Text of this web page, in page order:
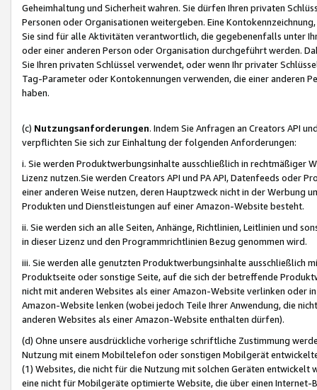
Geheimhaltung und Sicherheit wahren. Sie dürfen Ihren privaten
Personen oder Organisationen weitergeben. Eine
Sie sind für alle Aktivitäten verantwortlich, die gegebenenfalls unter
oder einer anderen Person oder Organisation durchgeführt werden.
Sie Ihren privaten Schlüssel verwendet, oder wenn Ihr privater
Tag-Parameter oder Kontokennungen verwenden, die einer anderen
haben.
(c) Nutzungsanforderungen. Indem Sie Anfragen an Creators API
verpflichten Sie sich zur Einhaltung der folgenden Anforderungen:
i. Sie werden Produktwerbungsinhalte ausschließlich in rechtmäßiger
Lizenz nutzen.Sie werden Creators API und PA API, Datenfeeds oder
einer anderen Weise nutzen, deren Hauptzweck nicht in der Werbung
Produkten und Dienstleistungen auf einer Amazon-Website besteht.
ii. Sie werden sich an alle Seiten, Anhänge, Richtlinien, Leitlinien und
in dieser Lizenz und den Programmrichtlinien Bezug genommen wird.
iii. Sie werden alle genutzten Produktwerbungsinhalte ausschließlich
Produktseite oder sonstige Seite, auf die sich der betreffende
nicht mit anderen Websites als einer Amazon-Website verlinken oder
Amazon-Website lenken (wobei jedoch Teile Ihrer Anwendung, die
anderen Websites als einer Amazon-Website enthalten dürfen).
(d) Ohne unsere ausdrückliche vorherige schriftliche Zustimmung
Nutzung mit einem Mobiltelefon oder sonstigen Mobilgerät
(1) Websites, die nicht für die Nutzung mit solchen Geräten
eine nicht für Mobilgeräte optimierte Website, die über einen